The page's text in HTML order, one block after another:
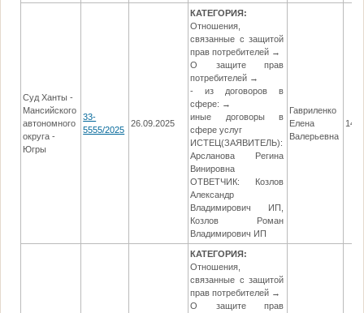
Суд Ханты -
Мансийского
автономного
округа -
Югры
33-
5555/2025
26.09.2025
КАТЕГОРИЯ:
Отношения,
связанные с защитой
прав потребителей →
О защите прав
потребителей →
- из договоров в
сфере: →
иные договоры в
сфере услуг
ИСТЕЦ(ЗАЯВИТЕЛЬ):
Арсланова Регина
Винировна
ОТВЕТЧИК: Козлов
Александр
Владимирович ИП,
Козлов Роман
Владимирович ИП
Гавриленко
Елена
Валерьевна
КАТЕГОРИЯ:
Отношения,
связанные с защитой
прав потребителей →
О защите прав